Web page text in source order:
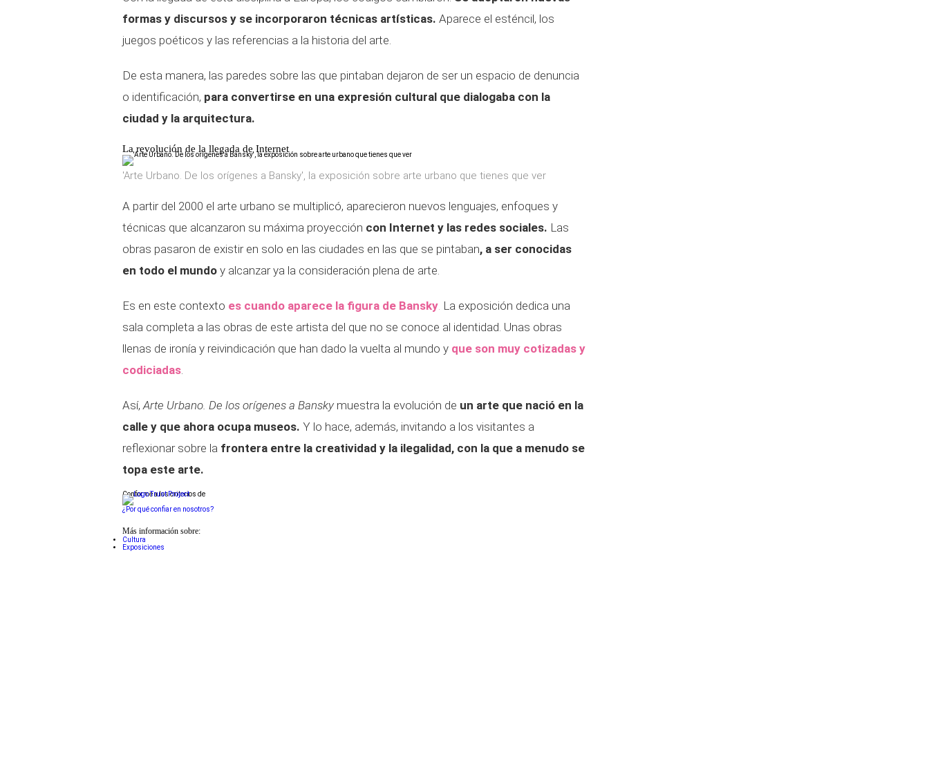
formas y discursos y se incorporaron técnicas artísticas. Aparece el esténcil, los
juegos poéticos y las referencias a la historia del arte.
De esta manera, las paredes sobre las que pintaban dejaron de ser un espacio de denuncia
o identificación, para convertirse en una expresión cultural que dialogaba con la
ciudad y la arquitectura.
La revolución de la llegada de Internet
'Arte Urbano. De los orígenes a Bansky', la exposición sobre arte urbano que tienes que ver
A partir del 2000 el arte urbano se multiplicó, aparecieron nuevos lenguajes, enfoques y
técnicas que alcanzaron su máxima proyección con Internet y las redes sociales. Las
obras pasaron de existir en solo en las ciudades en las que se pintaban, a ser conocidas
en todo el mundo y alcanzar ya la consideración plena de arte.
Es en este contexto es cuando aparece la figura de Bansky. La exposición dedica una
sala completa a las obras de este artista del que no se conoce al identidad. Unas obras
llenas de ironía y reivindicación que han dado la vuelta al mundo y que son muy cotizadas y
codiciadas.
Así,Arte Urbano. De los orígenes a Bansky muestra la evolución de un arte que nació en la
calle y que ahora ocupa museos. Y lo hace, además, invitando a los visitantes a
reflexionar sobre la frontera entre la creatividad y la ilegalidad, con la que a menudo se
topa este arte.
Conforme a los criterios de
¿Por qué confiar en nosotros?
Más información sobre:
Cultura
Exposiciones